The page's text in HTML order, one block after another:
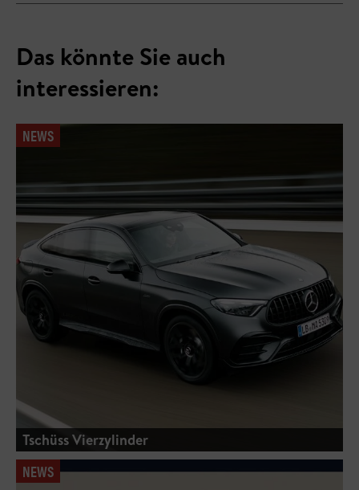
Das könnte Sie auch
interessieren:
NEWS
Tschüss Vierzylinder
NEWS